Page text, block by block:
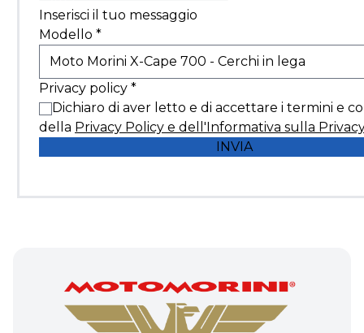
Inserisci il tuo messaggio
Modello *
Privacy policy *
Dichiaro di aver letto e di accettare i termini e
della Privacy Policy e dell'Informativa sulla
INVIA